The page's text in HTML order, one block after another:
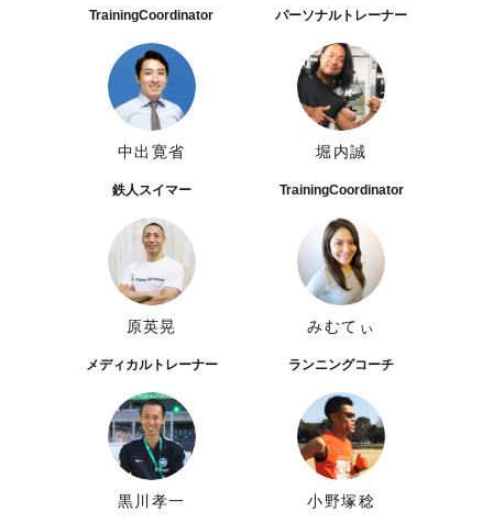
TrainingCoordinator
中出寛省
パーソナルトレーナー
堀内誠
鉄人スイマー
原英晃
TrainingCoordinator
みむてぃ
メディカルトレーナー
黒川孝一
ランニングコーチ
小野塚稔